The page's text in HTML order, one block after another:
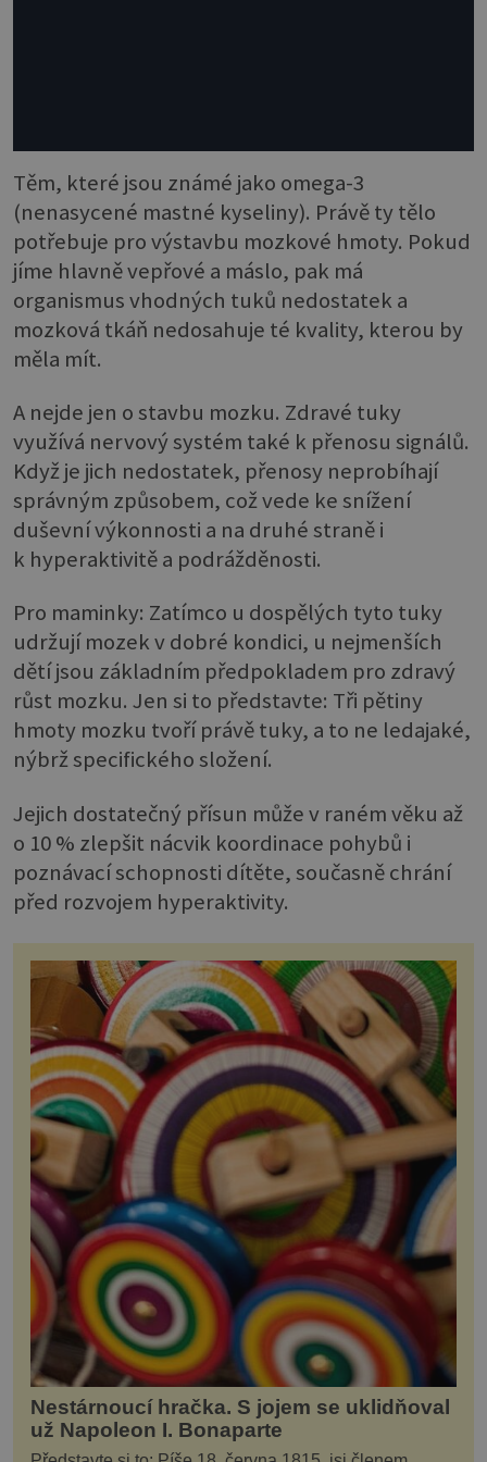
Těm, které jsou známé jako omega-3
(nenasycené mastné kyseliny). Právě ty tělo
potřebuje pro výstavbu mozkové hmoty. Pokud
jíme hlavně vepřové a máslo, pak má
organismus vhodných tuků nedostatek a
mozková tkáň nedosahuje té kvality, kterou by
měla mít.
A nejde jen o stavbu mozku. Zdravé tuky
využívá nervový systém také k přenosu signálů.
Když je jich nedostatek, přenosy neprobíhají
správným způsobem, což vede ke snížení
duševní výkonnosti a na druhé straně i
k hyperaktivitě a podrážděnosti.
Pro maminky: Zatímco u dospělých tyto tuky
udržují mozek v dobré kondici, u nejmenších
dětí jsou základním předpokladem pro zdravý
růst mozku. Jen si to představte: Tři pětiny
hmoty mozku tvoří právě tuky, a to ne ledajaké,
nýbrž specifického složení.
Jejich dostatečný přísun může v raném věku až
o 10 % zlepšit nácvik koordinace pohybů i
poznávací schopnosti dítěte, současně chrání
před rozvojem hyperaktivity.
Nestárnoucí hračka. S jojem se uklidňoval
už Napoleon I. Bonaparte